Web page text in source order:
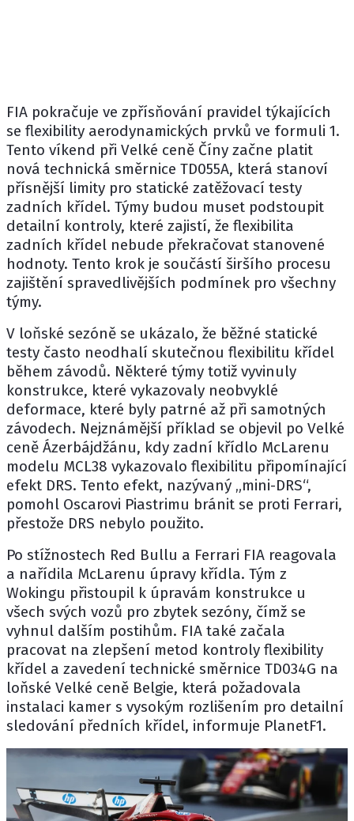
FIA pokračuje ve zpřísňování pravidel týkajících
se flexibility aerodynamických prvků ve formuli 1.
Tento víkend při Velké ceně Číny začne platit
nová technická směrnice TD055A, která stanoví
přísnější limity pro statické zatěžovací testy
zadních křídel. Týmy budou muset podstoupit
detailní kontroly, které zajistí, že flexibilita
zadních křídel nebude překračovat stanovené
hodnoty. Tento krok je součástí širšího procesu
zajištění spravedlivějších podmínek pro všechny
týmy.
V loňské sezóně se ukázalo, že běžné statické
testy často neodhalí skutečnou flexibilitu křídel
během závodů. Některé týmy totiž vyvinuly
konstrukce, které vykazovaly neobvyklé
deformace, které byly patrné až při samotných
závodech. Nejznámější příklad se objevil po Velké
ceně Ázerbájdžánu, kdy zadní křídlo McLarenu
modelu MCL38 vykazovalo flexibilitu připomínající
efekt DRS. Tento efekt, nazývaný „mini-DRS“,
pomohl Oscarovi Piastrimu bránit se proti Ferrari,
přestože DRS nebylo použito.
Po stížnostech Red Bullu a Ferrari FIA reagovala
a nařídila McLarenu úpravy křídla. Tým z
Wokingu přistoupil k úpravám konstrukce u
všech svých vozů pro zbytek sezóny, čímž se
vyhnul dalším postihům. FIA také začala
pracovat na zlepšení metod kontroly flexibility
křídel a zavedení technické směrnice TD034G na
loňské Velké ceně Belgie, která požadovala
instalaci kamer s vysokým rozlišením pro detailní
sledování předních křídel, informuje PlanetF1.